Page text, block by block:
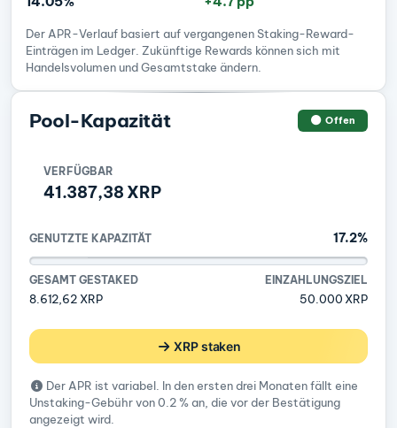
Der APR-Verlauf basiert auf vergangenen Staking-Reward-
Einträgen im Ledger. Zukünftige Rewards können sich mit
Handelsvolumen und Gesamtstake ändern.
Pool-Kapazität Offen
VERFÜGBAR
41.387,38 XRP
GENUTZTE KAPAZITÄT 17.2%
GESAMT GESTAKED
8.612,62 XRP
EINZAHLUNGSZIEL
50.000 XRP
XRP staken
Der APR ist variabel. In den ersten drei Monaten fällt eine
Unstaking-Gebühr von 0.2 % an, die vor der Bestätigung
angezeigt wird.